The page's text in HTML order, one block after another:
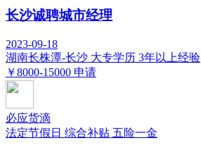
长沙诚聘城市经理
2023-09-18
湖南长株潭-长沙 大专学历 3年以上经验
￥8000-15000 申请
必应货滴
法定节假日 综合补贴 五险一金